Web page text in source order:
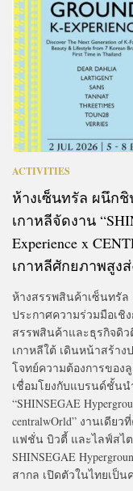
ACTIVITIES
ห้างเซ็นทรัล ผนึกชิ
เกาหลีจัดงาน
Experience x
เกาหลีศักยภาพสูง
ห้างสรรพสินค้าเซ็นทรัล
ประกาศความร่วมมือเชิง
สรรพสินค้าและธุรกิจดิ
เกาหลีใต้ เดินหน้าสร้า
โจทย์ความต้องการขอ
เชื่อมโยงกับแบรนด์ชั้น
“SHINSEGAE
centralwOrld” งานเดีย
แฟชั่น บิวตี้ และไลฟ์สไ
SHINSEGAE
สากล เปิดตัวในไทยเป็น